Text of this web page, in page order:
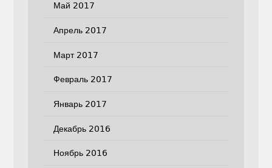
Май 2017
Апрель 2017
Март 2017
Февраль 2017
Январь 2017
Декабрь 2016
Ноябрь 2016